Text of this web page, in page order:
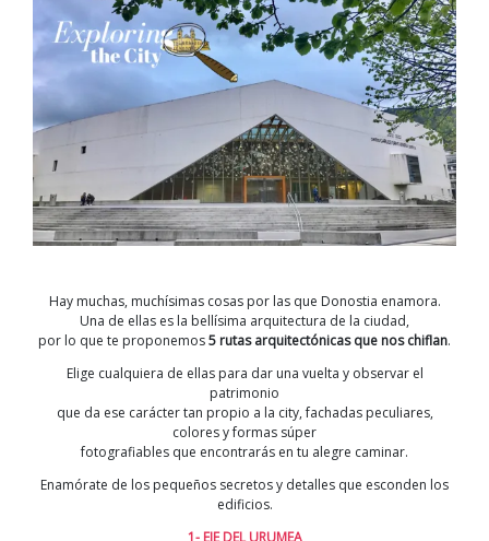
Rutas
por
Donostia
Hay muchas, muchísimas cosas por las que Donostia enamora.
Una de ellas es la bellísima arquitectura de la ciudad,
por lo que te proponemos5 rutas arquitectónicas que nos chiflan.
Elige cualquiera de ellas para dar una vuelta y observar el
patrimonio
que da ese carácter tan propio a la city, fachadas peculiares,
colores y formas súper
fotografiables que encontrarás en tu alegre caminar.
Enamórate de los pequeños secretos y detalles que esconden los
edificios.
1- EJE DEL URUMEA